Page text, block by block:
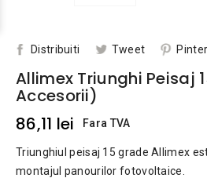
Distribuiti Tweet
Allimex Triunghi Peisaj
Accesorii)
86,11 lei
Fara TVA
Triunghiul peisaj 15 grade Allimex
montajul panourilor fotovoltaice.